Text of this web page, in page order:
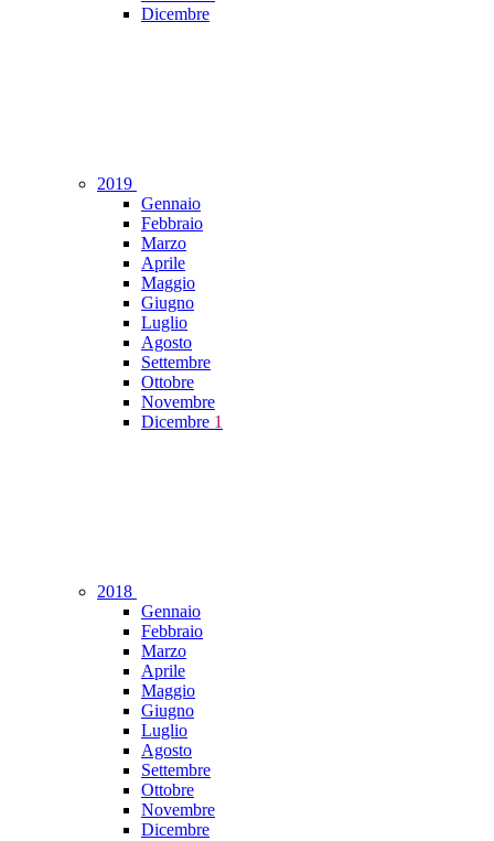
Dicembre
2019
Gennaio
Febbraio
Marzo
Aprile
Maggio
Giugno
Luglio
Agosto
Settembre
Ottobre
Novembre
Dicembre 1
2018
Gennaio
Febbraio
Marzo
Aprile
Maggio
Giugno
Luglio
Agosto
Settembre
Ottobre
Novembre
Dicembre